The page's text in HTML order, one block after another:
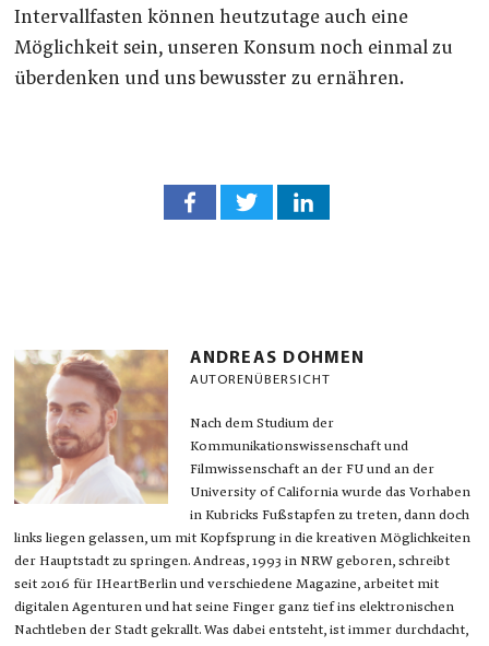
Intervallfasten können heutzutage auch eine
Möglichkeit sein, unseren Konsum noch einmal zu
überdenken und uns bewusster zu ernähren.
ANDREAS DOHMEN
AUTORENÜBERSICHT
Nach dem Studium der
Kommunikationswissenschaft und
Filmwissenschaft an der FU und an der
University of California wurde das Vorhaben
in Kubricks Fußstapfen zu treten, dann doch
links liegen gelassen, um mit Kopfsprung in die kreativen Möglichkeiten
der Hauptstadt zu springen. Andreas, 1993 in NRW geboren, schreibt
seit 2016 für IHeartBerlin und verschiedene Magazine, arbeitet mit
digitalen Agenturen und hat seine Finger ganz tief ins elektronischen
Nachtleben der Stadt gekrallt. Was dabei entsteht, ist immer durchdacht,